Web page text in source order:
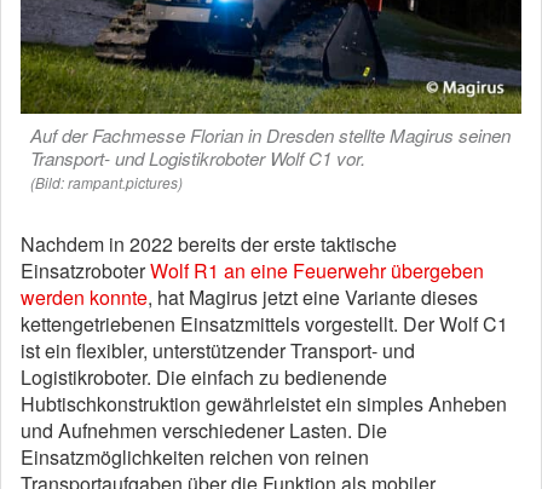
Auf der Fachmesse Florian in Dresden stellte Magirus seinen
Transport- und Logistikroboter Wolf C1 vor.
(Bild: rampant.pictures)
Nachdem in 2022 bereits der erste taktische
EinsatzroboterWolf R1 an eine Feuerwehr übergeben
werden konnte, hat Magirus jetzt eine Variante dieses
kettengetriebenen Einsatzmittels vorgestellt. Der Wolf C1
ist ein flexibler, unterstützender Transport- und
Logistikroboter. Die einfach zu bedienende
Hubtischkonstruktion gewährleistet ein simples Anheben
und Aufnehmen verschiedener Lasten. Die
Einsatzmöglichkeiten reichen von reinen